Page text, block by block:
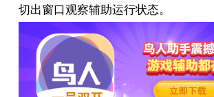
切出窗口观察辅助运行状态。